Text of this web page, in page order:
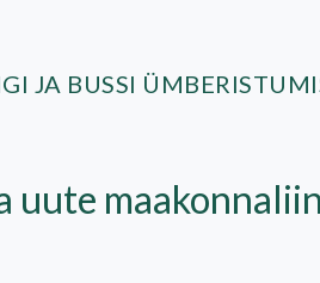
JA BUSSI
uute